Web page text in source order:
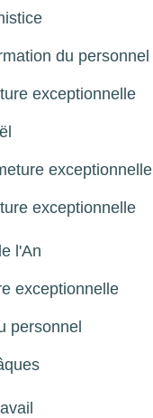
du personnel
exceptionnelle
exceptionnelle
exceptionnelle
l'An
exceptionnelle
personnel